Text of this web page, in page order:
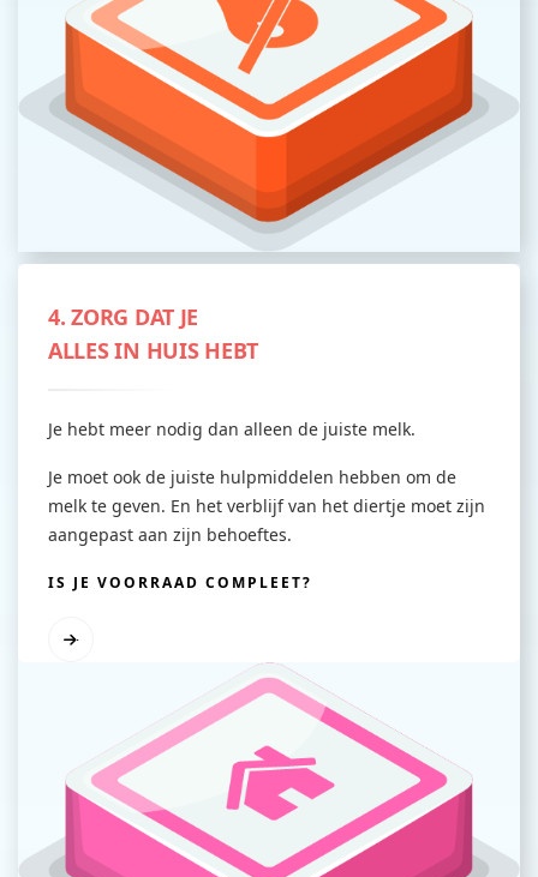
4. ZORG DAT JE
ALLES IN HUIS HEBT
Je hebt meer nodig dan alleen de juiste melk.
Je moet ook de juiste hulpmiddelen hebben om de
melk te geven. En het verblijf van het diertje moet zijn
aangepast aan zijn behoeftes.
IS JE VOORRAAD COMPLEET?